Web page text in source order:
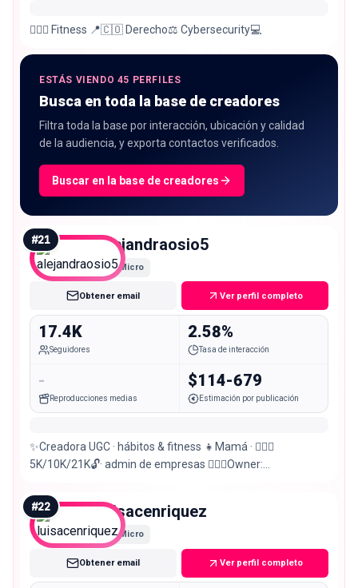
🏋🏻‍♀️ Fitness 📍🇨🇴 Derecho⚖️ Cybersecurity💻
ESTÁS VIENDO 45 PERFILES
Busca en toda la base de creadores
Filtra toda la base por interacción, ubicación y calidad
de la audiencia, y exporta contactos verificados.
Buscar en la base de creadores
#21 alejandraosio5
Micro
Obtener email Ver perfil completo
17.4K
Seguidores
2.58%
Tasa de interacción
-
Reproducciones medias
$114-679
Estimación por publicación
✨Creadora UGC · hábitos & fitness 👧Mamá · 🏃🏻‍♀️
5K/10K/21K🔓· admin de empresas 🏋🏻‍♀️Owner:
↓#22 luisacenriquez
Micro
Obtener email Ver perfil completo